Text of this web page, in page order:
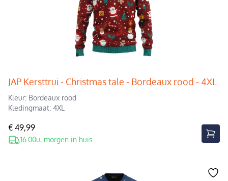
JAP Kersttrui - Christmas tale - Bordeaux rood - 4XL
Kleur: Bordeaux rood
Kledingmaat: 4XL
€ 49,99
16.00u, morgen in huis